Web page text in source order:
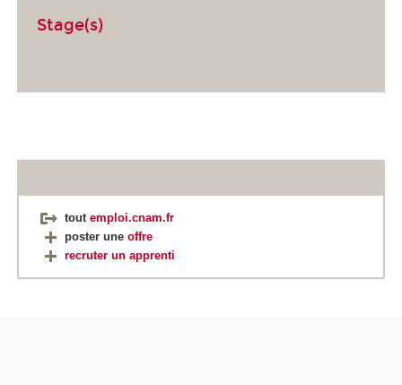
Stage(s)
tout emploi.cnam.fr
poster une offre
recruter un apprenti